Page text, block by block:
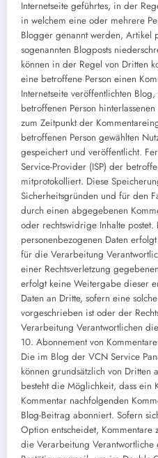
Internetseite geführtes, in der
in welchem eine oder mehrere
Blogger genannt werden, Artikel
sogenannten Blogposts
können in der Regel von Dritten
eine betroffene Person einen
Internetseite veröffentlichten
betroffenen Person
zum Zeitpunkt der
betroffenen Person gewählten
gespeichert und veröffentlicht.
Service-Provider (ISP) der
mitprotokolliert. Diese
Sicherheitsgründen und für den
durch einen abgegebenen
oder rechtswidrige Inhalte
personenbezogenen Daten
für die Verarbeitung
einer Rechtsverletzung
erfolgt keine Weitergabe dieser
Daten an Dritte, sofern eine
vorgeschrieben ist oder der
Verarbeitung Verantwortlichen
10. Abonnement von
Die im Blog der VCN Service
können grundsätzlich von Dritten
besteht die Möglichkeit, dass ein
Kommentar nachfolgenden
Blog-Beitrag abonniert. Sofern
Option entscheidet,
die Verarbeitung Verantwortliche